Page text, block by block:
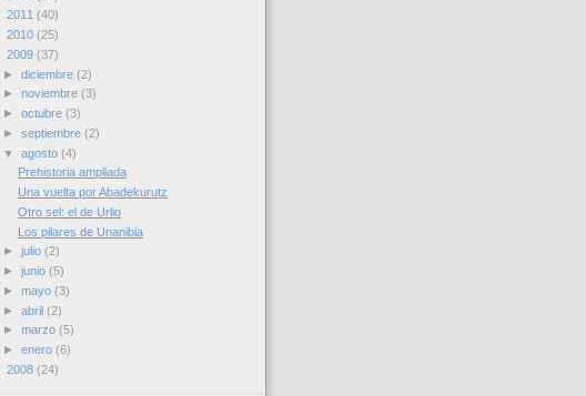
2011 (40)
2010 (25)
2009 (37)
► diciembre (2)
► noviembre (3)
► octubre (3)
► septiembre (2)
▼ agosto (4)
Prehistoria ampliada
Una vuelta por Abadekurutz
Otro sel: el de Urlio
Los pilares de Unanibia
► julio (2)
► junio (5)
► mayo (3)
► abril (2)
► marzo (5)
► enero (6)
2008 (24)